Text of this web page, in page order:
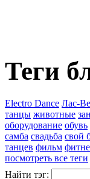
Теги
Electro Dance Лас-
танцы животные
оборудование обувь
самба свадьба свой
танцев фильм
посмотреть все теги
Найти тэг: